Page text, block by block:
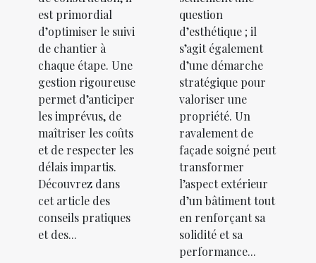
est primordial
d’optimiser le suivi
de chantier à
chaque étape. Une
gestion rigoureuse
permet d’anticiper
les imprévus, de
maîtriser les coûts
et de respecter les
délais impartis.
Découvrez dans
cet article des
conseils pratiques
et des...
question
d’esthétique ; il
s’agit également
d’une démarche
stratégique pour
valoriser une
propriété. Un
ravalement de
façade soigné peut
transformer
l’aspect extérieur
d’un bâtiment tout
en renforçant sa
solidité et sa
performance...